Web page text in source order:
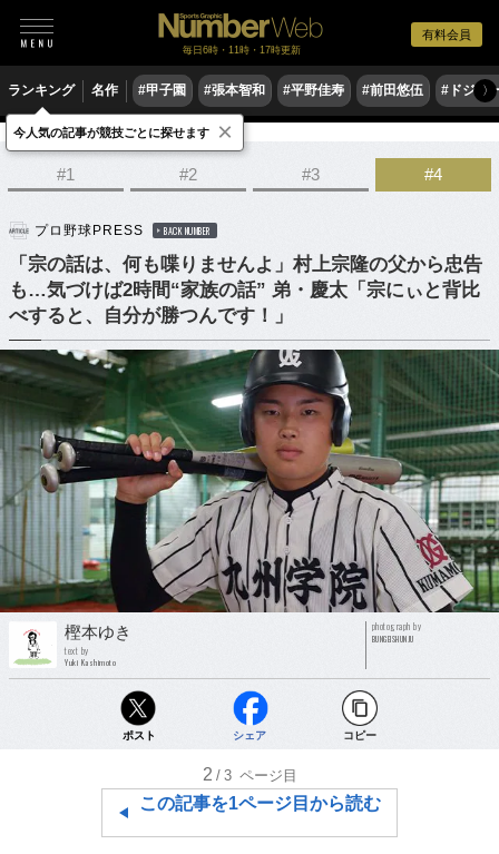
有料会員
毎日6時・11時・17時更新
ランキング 名作 #甲子園 #張本智和 #平野佳寿 #前田悠伍 #ドジャ
〉
野球 プロ野球
#1 #2 #3 #4
プロ野球PRESS BACK NUMBER
「宗の話は、何も喋りませんよ」村上宗隆の父から忠告
も…気づけば2時間“家族の話” 弟・慶太「宗にぃと背比
べすると、自分が勝つんです！」
樫本ゆき
text by
Yuki Kashimoto
photograph by
BUNGEISHUNJU
ポスト シェア コピー
2 /3 ページ目
この記事を1ページ目から読む
今人気の記事が競技ごとに探せます ×